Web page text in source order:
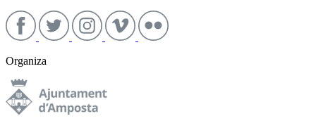
Organiza